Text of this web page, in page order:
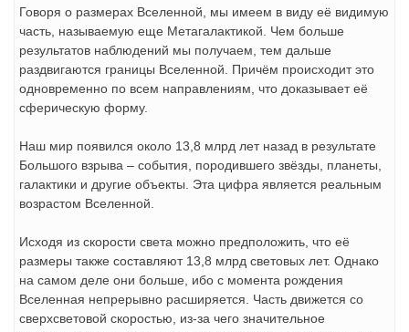
Говоря о размерах Вселенной, мы имеем в виду её видимую
часть, называемую еще Метагалактикой. Чем больше
результатов наблюдений мы получаем, тем дальше
раздвигаются границы Вселенной. Причём происходит это
одновременно по всем направлениям, что доказывает её
сферическую форму.
Наш мир появился около 13,8 млрд лет назад в результате
Большого взрыва – события, породившего звёзды, планеты,
галактики и другие объекты. Эта цифра является реальным
возрастом Вселенной.
Исходя из скорости света можно предположить, что её
размеры также составляют 13,8 млрд световых лет. Однако
на самом деле они больше, ибо с момента рождения
Вселенная непрерывно расширяется. Часть движется со
сверхсветовой скоростью, из-за чего значительное